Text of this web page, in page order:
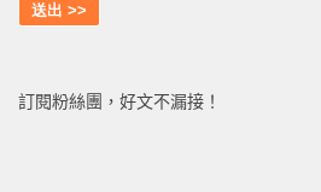
訂閱粉絲團，好文不漏接！